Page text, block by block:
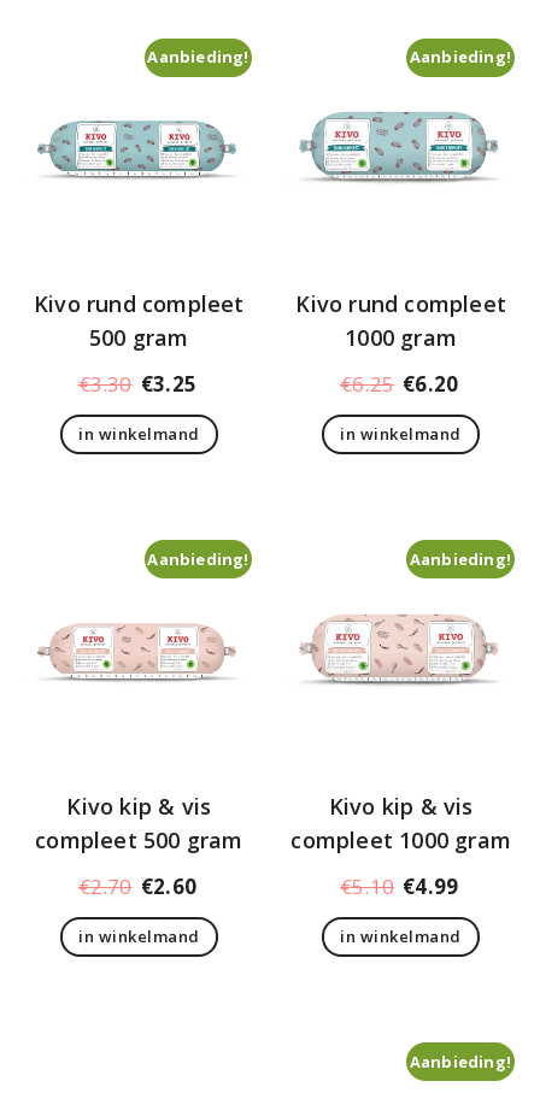
Aanbieding!
Kivo rund compleet
500 gram
€3.30 Oorspronkelijke
prijs
was:
€3.25
prijs
is:
in winkelmand
Aanbieding!
Kivo rund compleet
1000 gram
€6.25
prijs
was:
€6.20
prijs
is:
in winkelmand
Aanbieding!
Kivo kip & vis
compleet 500 gram
€2.70 Oorspronkelijke
prijs
was:
€2.60
prijs
is:
in winkelmand
Aanbieding!
Kivo kip & vis
compleet 1000 gram
€5.10
prijs
was:
€4.99
prijs
is:
in winkelmand
Aanbieding!